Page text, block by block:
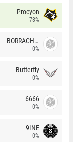
Procyon
73%
BORRACHEIROS
0%
Butterfly
0%
6666
0%
9INE
0%